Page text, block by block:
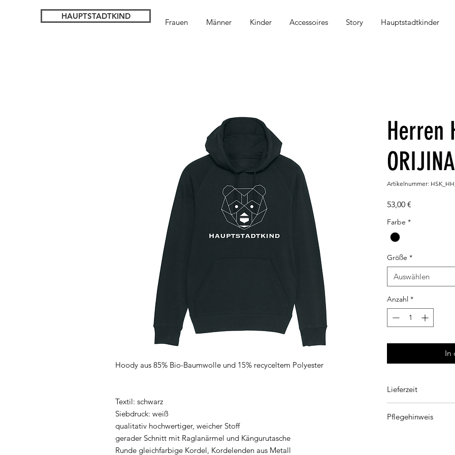
HAUPTSTADTKIND
Frauen Männer Kinder Accessoires Story Hauptstadtkinder
Hoody aus 85% Bio-Baumwolle und 15% recyceltem Polyester
Textil: schwarz
Siebdruck: weiß
qualitativ hochwertiger, weicher Stoff
gerader Schnitt mit Raglanärmel und Kängurutasche
Runde gleichfarbige Kordel, Kordelenden aus Metall
Herren
Artikelnummer:
53,00 €
Farbe *
Größe *
Auswählen
Anzahl *
In
Lieferzeit
Pflegehinweis